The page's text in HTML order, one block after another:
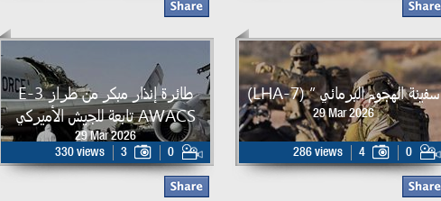
سفينة الهجوم البرمائي ” (LHA-7)
29 Mar 2026
286 views 4 0
طائرة إنذار مبكر من طراز E-3
AWACS تابعة للجيش الأميركي
29 Mar 2026
330 views
3 0